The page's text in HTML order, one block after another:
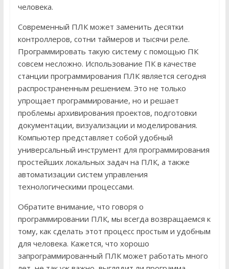
человека.
Современный ПЛК может заменить десятки
контроллеров, сотни таймеров и тысячи реле.
Программировать такую ​​систему с помощью ПК
совсем несложно. Использование ПК в качестве
станции программирования ПЛК является сегодня
распространенным решением. Это не только
упрощает программирование, но и решает
проблемы архивирования проектов, подготовки
документации, визуализации и моделирования.
Компьютер представляет собой удобный
универсальный инструмент для программирования
простейших локальных задач на ПЛК, а также
автоматизации систем управления
технологическими процессами.
Обратите внимание, что говоря о
программировании ПЛК, мы всегда возвращаемся к
тому, как сделать этот процесс простым и удобным
для человека. Кажется, что хорошо
запрограммированный ПЛК может работать много